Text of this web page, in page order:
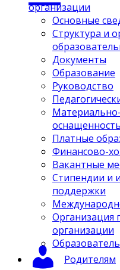
организации
Основные
Структура и
Документы
Образование
Руководство
Платные
Финансово-
Вакантные
Стипендии и
поддержки
Организация
организации
Родителям